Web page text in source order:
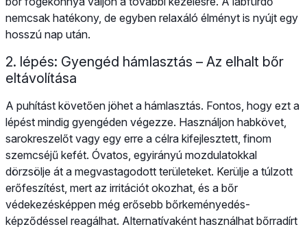
nemcsak hatékony, de egyben relaxáló élményt is nyújt egy
hosszú nap után.
2. lépés: Gyengéd hámlasztás – Az elhalt bőr
eltávolítása
A puhítást követően jöhet a hámlasztás. Fontos, hogy ezt a
lépést mindig gyengéden végezze. Használjon habkövet,
sarokreszelőt vagy egy erre a célra kifejlesztett, finom
szemcséjű kefét. Óvatos, egyirányú mozdulatokkal
dörzsölje át a megvastagodott területeket. Kerülje a túlzott
erőfeszítést, mert az irritációt okozhat, és a bőr
védekezésképpen még erősebb bőrkeményedés-
képződéssel reagálhat. Alternatívaként használhat bőrradírt